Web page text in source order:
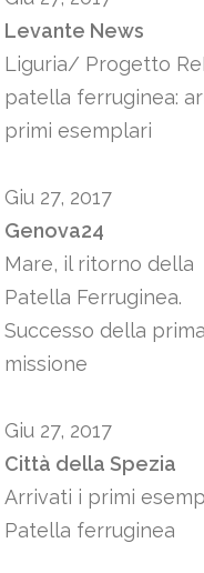
Levante News
Liguria/ Progetto
patella ferruginea:
primi esemplari
Giu 27, 2017
Genova24
Mare, il ritorno della
Patella Ferruginea.
Successo della prima
missione
Giu 27, 2017
Città della Spezia
Arrivati i primi
Patella ferruginea